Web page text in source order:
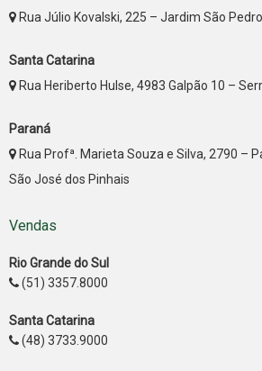
Rua Júlio Kovalski, 225 – Jardim São
Santa Catarina
Rua Heriberto Hulse, 4983 Galpão 10 –
Paraná
Rua Profª. Marieta Souza e Silva, 2790 –
São José dos Pinhais
Vendas
Rio Grande do Sul
(51) 3357.8000
Santa Catarina
(48) 3733.9000